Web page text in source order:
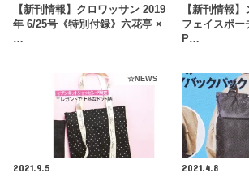
【新刊情報】クロワッサン 2019
年 6/25号《特別付録》六花亭 ×
…
【新刊情報
フェイスポー
P…
☆NEWS
2021.9.5
2021.4.8